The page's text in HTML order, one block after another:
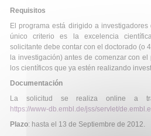
Requisitos
El programa está dirigido a
único criterio es la excelencia
solicitante debe contar con el doctorado (o
la investigación) antes de comenzar con
los científicos que ya estén realizando
Documentación
La solicitud se realiza online a
https://www-db.embl.de/jss/servlet/
Plazo: hasta el 13 de Septiembre de 2012.